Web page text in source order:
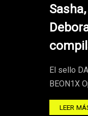
El sello
BEON1X
LEER